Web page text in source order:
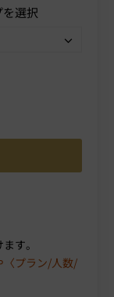
選択
す。
〈プラン/人数/